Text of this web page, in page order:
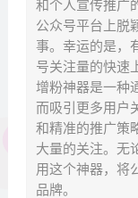
和个人宣传推广
公众号平台上脱
事。幸运的是，
号关注量的快速
增粉神器是一种
而吸引更多用户
和精准的推广策
大量的关注。无
用这个神器，将
品牌。